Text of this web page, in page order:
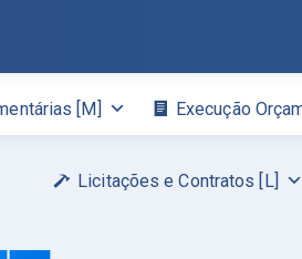
[M] Execução
Licitações e Contratos [L]